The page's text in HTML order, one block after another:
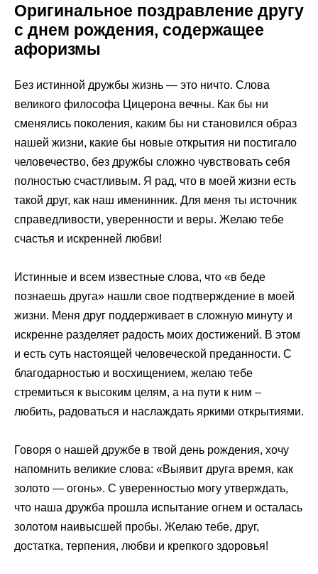
Оригинальное поздравление другу
с днем рождения, содержащее
афоризмы
Без истинной дружбы жизнь — это ничто. Слова
великого философа Цицерона вечны. Как бы ни
сменялись поколения, каким бы ни становился образ
нашей жизни, какие бы новые открытия ни постигало
человечество, без дружбы сложно чувствовать себя
полностью счастливым. Я рад, что в моей жизни есть
такой друг, как наш именинник. Для меня ты источник
справедливости, уверенности и веры. Желаю тебе
счастья и искренней любви!
Истинные и всем известные слова, что «в беде
познаешь друга» нашли свое подтверждение в моей
жизни. Меня друг поддерживает в сложную минуту и
искренне разделяет радость моих достижений. В этом
и есть суть настоящей человеческой преданности. С
благодарностью и восхищением, желаю тебе
стремиться к высоким целям, а на пути к ним –
любить, радоваться и наслаждать яркими открытиями.
Говоря о нашей дружбе в твой день рождения, хочу
напомнить великие слова: «Выявит друга время, как
золото — огонь». С уверенностью могу утверждать,
что наша дружба прошла испытание огнем и осталась
золотом наивысшей пробы. Желаю тебе, друг,
достатка, терпения, любви и крепкого здоровья!